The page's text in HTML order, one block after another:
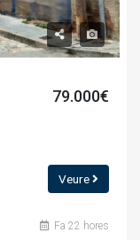
79.000€
Veure
Fa 22 hores